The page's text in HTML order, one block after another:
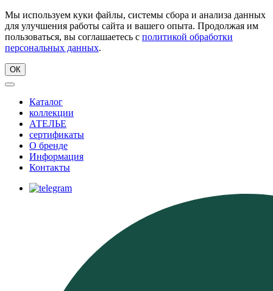
Мы используем куки файлы, системы сбора и анализа данных
для улучшения работы сайта и вашего опыта. Продолжая им
пользоваться, вы соглашаетесь с политикой обработки
персональных данных.
ОК
Каталог
коллекции
АТЕЛЬЕ
сертификаты
О бренде
Информация
Контакты